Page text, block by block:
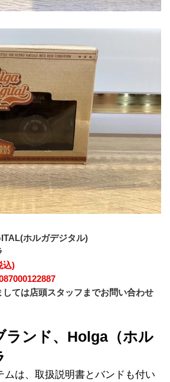
ホルガデジタル)
込)
ては店頭スタッフまでお問い合わせ
ランド、Holga（ホル
ムは、取扱説明書とバンドも付い